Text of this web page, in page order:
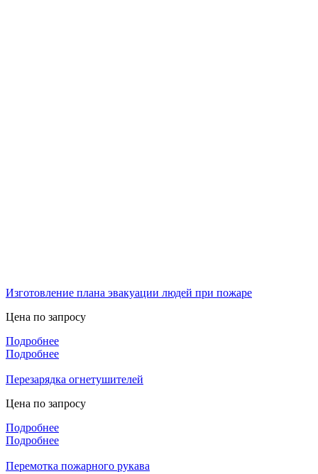
Изготовление плана эвакуации людей при пожаре
Цена по запросу
Подробнее
Подробнее
Перезарядка огнетушителей
Цена по запросу
Подробнее
Подробнее
Перемотка пожарного рукава